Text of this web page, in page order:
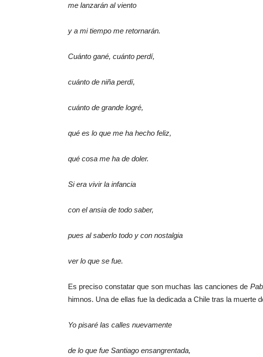
me lanzarán al viento
y a mi tiempo me retornarán.
Cuánto gané, cuánto perdí,
cuánto de niña perdí,
cuánto de grande logré,
qué es lo que me ha hecho feliz,
qué cosa me ha de doler.
Si era vivir la infancia
con el ansia de todo saber,
pues al saberlo todo y con nostalgia
ver lo que se fue.
Es preciso constatar que son muchas las canciones de
himnos. Una de ellas fue la dedicada a Chile tras la muerte
Yo pisaré las calles nuevamente
de lo que fue Santiago ensangrentada,